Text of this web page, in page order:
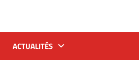
ACTUALITÉS